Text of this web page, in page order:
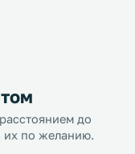
до
их по желанию.